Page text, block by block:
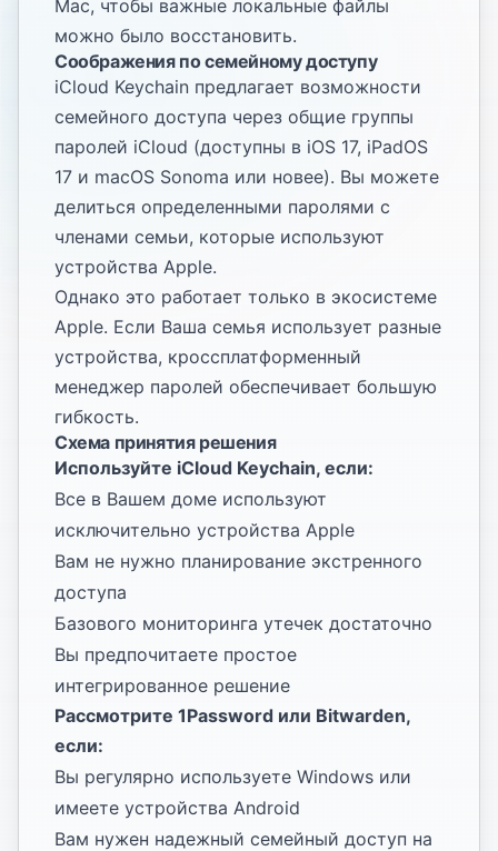
Mac, чтобы важные локальные файлы
можно было восстановить.
Соображения по семейному доступу
iCloud Keychain предлагает возможности
семейного доступа через общие группы
паролей iCloud (доступны в iOS 17, iPadOS
17 и macOS Sonoma или новее). Вы можете
делиться определенными паролями с
членами семьи, которые используют
устройства Apple.
Однако это работает только в экосистеме
Apple. Если Ваша семья использует разные
устройства, кроссплатформенный
менеджер паролей обеспечивает большую
гибкость.
Схема принятия решения
Используйте iCloud Keychain, если:
Все в Вашем доме используют
исключительно устройства Apple
Вам не нужно планирование экстренного
доступа
Базового мониторинга утечек достаточно
Вы предпочитаете простое
интегрированное решение
Рассмотрите 1Password или Bitwarden,
если:
Вы регулярно используете Windows или
имеете устройства Android
Вам нужен надежный семейный доступ на